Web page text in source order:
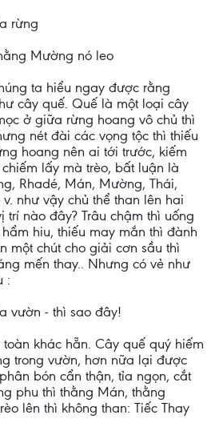
rừng
Mường nó leo
ta hiểu ngay được rằng
cây quế. Quế là một loại cây
ở giữa rừng hoang vô chủ thì
nét đài các vọng tộc thì thiếu
hoang nên ai tới trước, kiếm
lấy mà trèo, bất luận là
Rhadé, Mán, Mường, Thái,
v. như vậy chủ thể than lên hai
trí nào đây? Trâu chậm thì uống
hiu, thiếu may mắn thì đành
một chút cho giải cơn sầu thì
mến thay.. Nhưng có vẻ như
:
vườn - thì sao đây!
khác hẵn. Cây quế quý hiếm
trong vườn, hơn nữa lại được
bón cẩn thận, tỉa ngọn, cắt
phu thì thằng Mán, thằng
lên thì không than: Tiếc Thay